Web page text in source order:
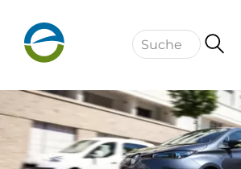
Navigation